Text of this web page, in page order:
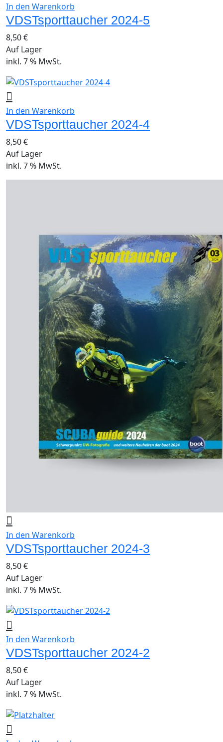
In den Warenkorb
VDSTsporttaucher 2024-5
8,50€
Auf Lager
inkl. 7 % MwSt.
In den Warenkorb
VDSTsporttaucher 2024-4
8,50€
Auf Lager
inkl. 7 % MwSt.
In den Warenkorb
VDSTsporttaucher 2024-3
8,50€
Auf Lager
inkl. 7 % MwSt.
In den Warenkorb
VDSTsporttaucher 2024-2
8,50€
Auf Lager
inkl. 7 % MwSt.